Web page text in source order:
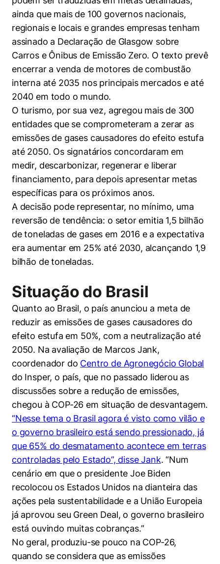
ainda que mais de 100 governos nacionais,
regionais e locais e grandes empresas tenham
assinado a Declaração de Glasgow sobre
Carros e Ônibus de Emissão Zero. O texto prevê
encerrar a venda de motores de combustão
interna até 2035 nos principais mercados e até
2040 em todo o mundo.
O turismo, por sua vez, agregou mais de 300
entidades que se comprometeram a zerar as
emissões de gases causadores do efeito estufa
até 2050. Os signatários concordaram em
medir, descarbonizar, regenerar e liberar
financiamento, para depois apresentar metas
específicas para os próximos anos.
A decisão pode representar, no mínimo, uma
reversão de tendência: o setor emitia 1,5 bilhão
de toneladas de gases em 2016 e a expectativa
era aumentar em 25% até 2030, alcançando 1,9
bilhão de toneladas.
Situação do Brasil
Quanto ao Brasil, o país anunciou a meta de
reduzir as emissões de gases causadores do
efeito estufa em 50%, com a neutralização até
2050. Na avaliação de Marcos Jank,
coordenador do Centro de Agronegócio Global
do Insper, o país, que no passado liderou as
discussões sobre a redução de emissões,
chegou à COP-26 em situação de desvantagem.
“Nesse tema o Brasil agora é visto como vilão e
o governo brasileiro está sendo pressionado, já
que 65% do desmatamento acontece em terras
controladas pelo Estado”, disse Jank. “Num
cenário em que o presidente Joe Biden
recolocou os Estados Unidos na dianteira das
ações pela sustentabilidade e a União Europeia
já aprovou seu Green Deal, o governo brasileiro
está ouvindo muitas cobranças.”
No geral, produziu-se pouco na COP-26,
quando se considera que as emissões
Cookies estritamente necessários
Cookies de preferências de usuário